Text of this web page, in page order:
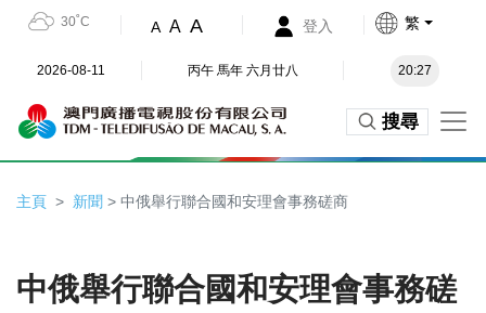
30˚C A A A 登入 繁
2026-08-11 丙午 馬年 六月廿八 20:27
搜尋
主頁 新聞 > 中俄舉行聯合國和安理會事務磋商
中俄舉行聯合國和安理會事務磋